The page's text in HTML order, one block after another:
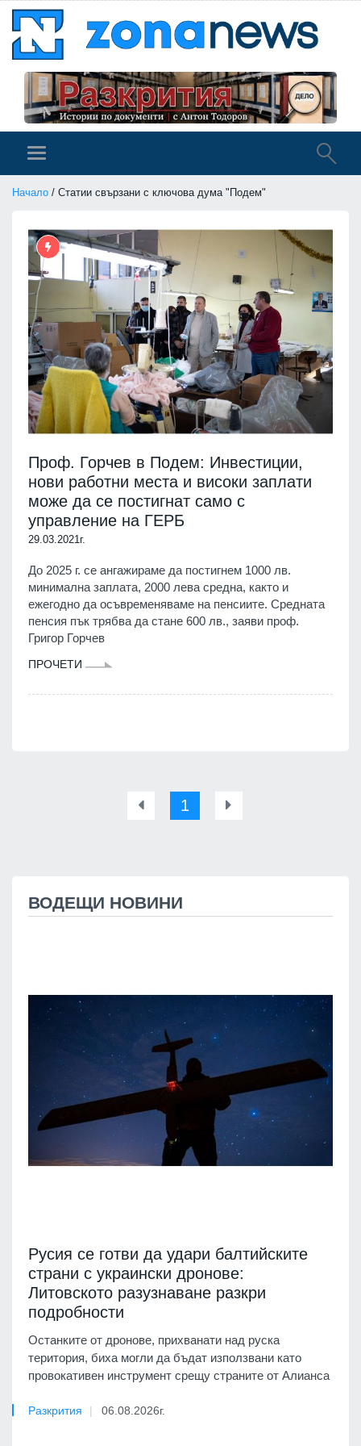
Начало / Статии свързани с ключова дума "Подем"
Проф. Горчев в Подем: Инвестиции,
нови работни места и високи заплати
може да се постигнат само с
управление на ГЕРБ
29.03.2021г.
До 2025 г. се ангажираме да постигнем 1000 лв.
минимална заплата, 2000 лева средна, както и
ежегодно да осъвременяваме на пенсиите. Средната
пенсия пък трябва да стане 600 лв., заяви проф.
Григор Горчев
ПРОЧЕТИ
1
ВОДЕЩИ НОВИНИ
Русия се готви да удари балтийските
страни с украински дронове:
Литовското разузнаване разкри
подробности
Останките от дронове, прихванати над руска
територия, биха могли да бъдат използвани като
провокативен инструмент срещу страните от Алианса
Разкрития 06.08.2026г.